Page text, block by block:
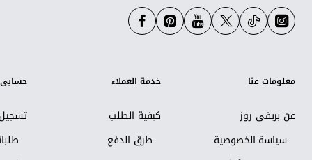
معلومات عنا
عن بريفي روز
سياسة الخصوصية
خدمة العملاء
كيفية الطلب
طرق الدفع
حسابي